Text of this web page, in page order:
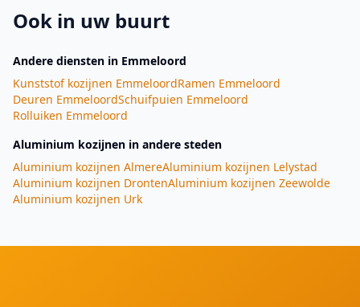
Ook in uw buurt
Andere diensten in Emmeloord
Kunststof kozijnen EmmeloordRamen Emmeloord
Deuren EmmeloordSchuifpuien Emmeloord
Rolluiken Emmeloord
Aluminium kozijnen in andere steden
Aluminium kozijnen AlmereAluminium kozijnen Lelystad
Aluminium kozijnen DrontenAluminium kozijnen Zeewolde
Aluminium kozijnen Urk